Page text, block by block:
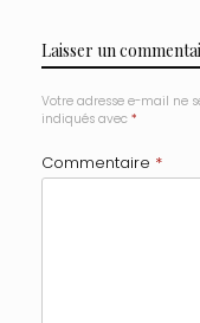
Laisser un
Votre adresse e-mail ne
indiqués avec *
Commentaire *